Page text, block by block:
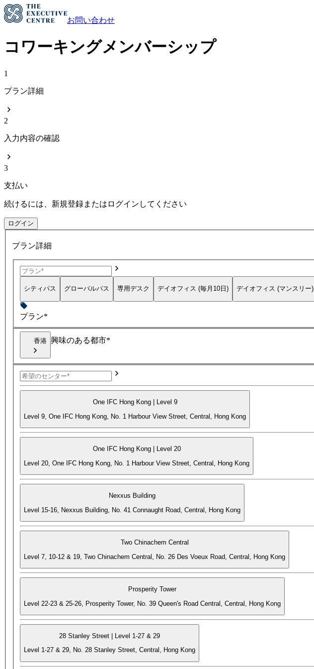
お問い合わせ
コワーキングメンバーシップ
1
プラン詳細
2
入力内容の確認
3
支払い
続けるには、新規登録またはログインしてください
ログイン
プラン詳細
シティパス グローバルパス 専用デスク デイオフィス (毎月10日) デイオフィス (マンスリー)
プラン*
香港 興味のある都市*
One IFC Hong Kong | Level 9
Level 9, One IFC Hong Kong, No. 1 Harbour View Street, Central, Hong Kong
One IFC Hong Kong | Level 20
Level 20, One IFC Hong Kong, No. 1 Harbour View Street, Central, Hong Kong
Nexxus Building
Level 15-16, Nexxus Building, No. 41 Connaught Road, Central, Hong Kong
Two Chinachem Central
Level 7, 10-12 & 19, Two Chinachem Central, No. 26 Des Voeux Road, Central, Hong Kong
Prosperity Tower
Level 22-23 & 25-26, Prosperity Tower, No. 39 Queen's Road Central, Central, Hong Kong
28 Stanley Street | Level 1-27 & 29
Level 1-27 & 29, No. 28 Stanley Street, Central, Hong Kong